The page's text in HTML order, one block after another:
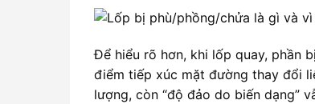
Để hiểu rõ hơn, khi lốp quay, phần
điểm tiếp xúc mặt đường thay đổi
lượng, còn “độ đảo do biến dạng”